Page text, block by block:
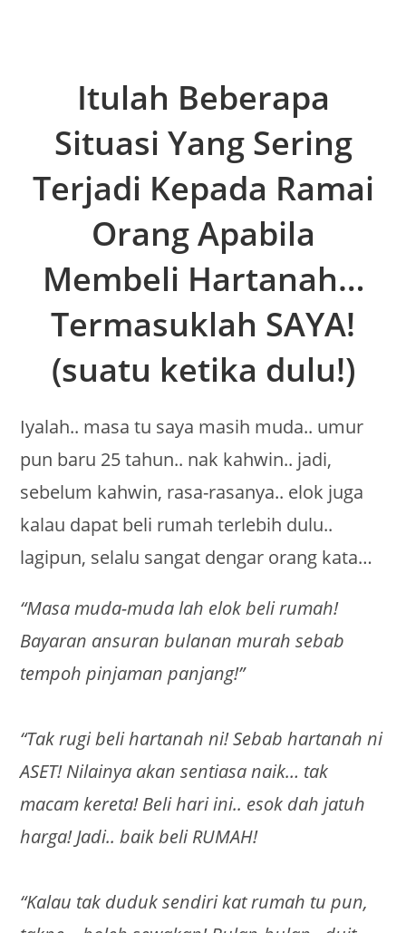
Itulah Beberapa
Situasi Yang Sering
Terjadi Kepada Ramai
Orang Apabila
Membeli Hartanah…
Termasuklah SAYA!
(suatu ketika dulu!)
Iyalah.. masa tu saya masih muda.. umur
pun baru 25 tahun.. nak kahwin.. jadi,
sebelum kahwin, rasa-rasanya.. elok juga
kalau dapat beli rumah terlebih dulu..
lagipun, selalu sangat dengar orang kata…
“Masa muda-muda lah elok beli rumah!
Bayaran ansuran bulanan murah sebab
tempoh pinjaman panjang!”
“Tak rugi beli hartanah ni! Sebab hartanah ni
ASET! Nilainya akan sentiasa naik… tak
macam kereta! Beli hari ini.. esok dah jatuh
harga! Jadi.. baik beli RUMAH!
“Kalau tak duduk sendiri kat rumah tu pun,